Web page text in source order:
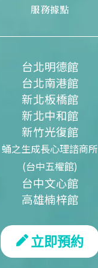
服務據點
台北明德館
台北南港館
新北板橋館
新北中和館
新竹光復館
蛹之生成長心理諮商所
(台中五權館)
台中文心館
高雄楠梓館
立即預約